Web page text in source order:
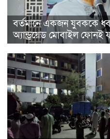
বর্তমানে একজন যুবককে
অ্যান্ড্রয়েড মোবাইল ফোনই